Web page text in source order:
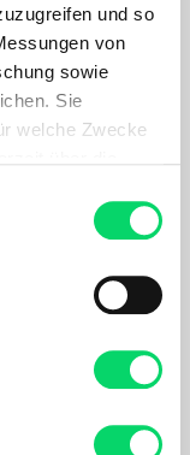
und so
von
sowie
Sie
welche Zwecke
Lage
identifizieren